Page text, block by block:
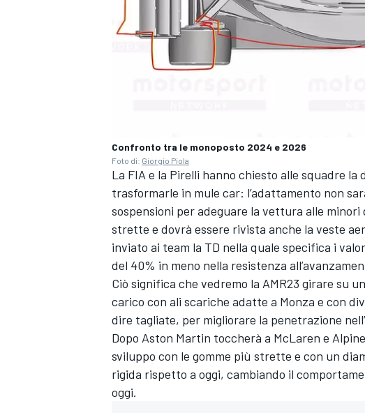
ENDURANCE/GT
Confronto tra le monoposto 2024 e 2026
Foto di: Giorgio Piola
La FIA e la Pirelli hanno chiesto alle squadre
trasformarle in mule car: l’adattamento non
sospensioni per adeguare la vettura alle
strette e dovrà essere rivista anche la veste
inviato ai team la TD nella quale specifica i
del 40% in meno nella resistenza
Ciò significa che vedremo la AMR23 girare su
carico con ali scariche adatte a Monza e con
dire tagliate, per migliorare la penetrazione
Dopo Aston Martin toccherà a McLaren e
sviluppo con le gomme più strette e con un
rigida rispetto a oggi, cambiando il
oggi.